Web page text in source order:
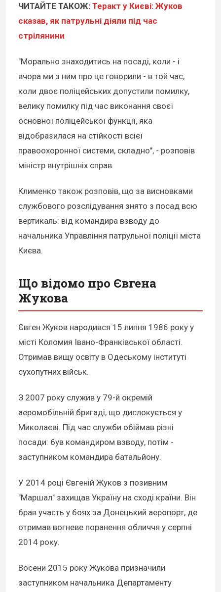
ЧИТАЙТЕ ТАКОЖ: Теракт у Києві: Жуков
сказав, як патрульні діяли під час
стрілянини
"Морально знаходитись на посаді, коли - і
вчора ми з ним про це говорили - в той час,
коли двоє поліцейських допустили помилку,
велику помилку під час виконання своєї
основної поліцейської функції, яка
відобразилася на стійкості всієї
правоохоронної системи, складно", - розповів
міністр внутрішніх справ.
Клименко також розповів, що за висновками
службового розслідування знято з посад всю
вертикаль: від командира взводу до
начальника Управління патрульної поліції міста
Києва.
Що відомо про Євгена
Жукова
Євген Жуков народився 15 липня 1986 року у
місті Коломия Івано-Франківської області.
Отримав вищу освіту в Одеському інституті
сухопутних військ.
З 2007 року служив у 79-й окремій
аеромобільній бригаді, що дислокується у
Миколаєві. Під час служби обіймав різні
посади: був командиром взводу, потім -
заступником командира батальйону.
У 2014 році Євгеній Жуков з позивним
"Маршал" захищав Україну на сході країни. Він
брав участь у боях за Донецький аеропорт, де
отримав вогневе поранення обличчя у серпні
2014 року.
Восени 2015 року Жукова призначили
заступником начальника Департаменту